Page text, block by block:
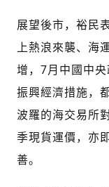
展望後市，裕民
上熱浪來襲、海
增，7月中國中
振興經濟措施，
波羅的海交易所
季現貨運價，亦
善。